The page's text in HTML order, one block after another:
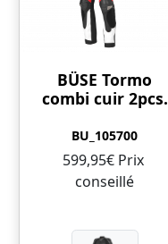
BÜSE Tormo
combi cuir 2pcs.
BU_105700
599,95€ Prix ​​
conseillé